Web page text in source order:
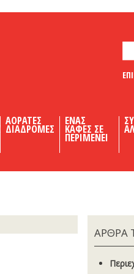
ΑΟΡΑΤΕΣ
ΔΙΑΔΡΟΜΕΣ
ΕΝΑΣ
ΚΑΦΕΣ ΣΕ
ΠΕΡΙΜΕΝΕΙ
ΑΡΘΡΑ